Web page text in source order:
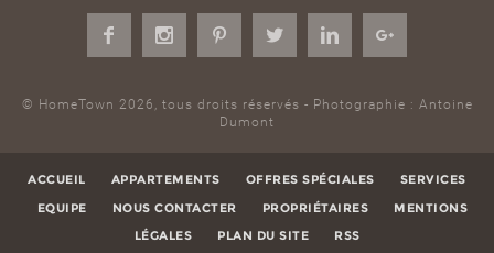
© HomeTown 2026, tous droits réservés - Photographie : Antoine
Dumont
ACCUEIL APPARTEMENTS OFFRES SPÉCIALES
SERVICES
EQUIPE
NOUS CONTACTER PROPRIÉTAIRES
MENTIONS
LÉGALES
PLAN DU SITE RSS